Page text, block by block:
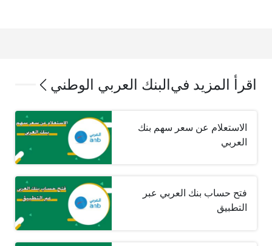
اقرأ المزيد في البنك العربي الوطني
الاستعلام عن سعر سهم بنك
العربي
فتح حساب بنك العربي عبر
التطبيق